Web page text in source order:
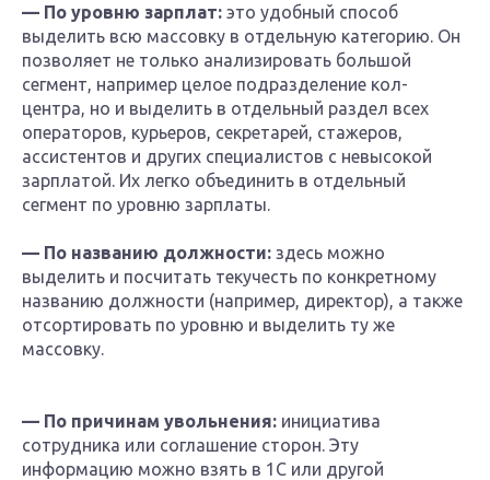
— По уровню зарплат: это удобный способ
выделить всю массовку в отдельную категорию. Он
позволяет не только анализировать большой
сегмент, например целое подразделение кол-
центра, но и выделить в отдельный раздел всех
операторов, курьеров, секретарей, стажеров,
ассистентов и других специалистов с невысокой
зарплатой. Их легко объединить в отдельный
сегмент по уровню зарплаты.
— По названию должности: здесь можно
выделить и посчитать текучесть по конкретному
названию должности (например, директор), а также
отсортировать по уровню и выделить ту же
массовку.
— По причинам увольнения: инициатива
сотрудника или соглашение сторон. Эту
информацию можно взять в 1С или другой